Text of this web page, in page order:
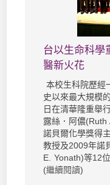
台以生命科學
醫新火花
本校生科院歷經
史以來最大規模
日在清華隆重舉
露絲．阿儂
諾貝爾化學獎得
教授及2009年諾
E. Yonath)等12
(繼續閱讀)